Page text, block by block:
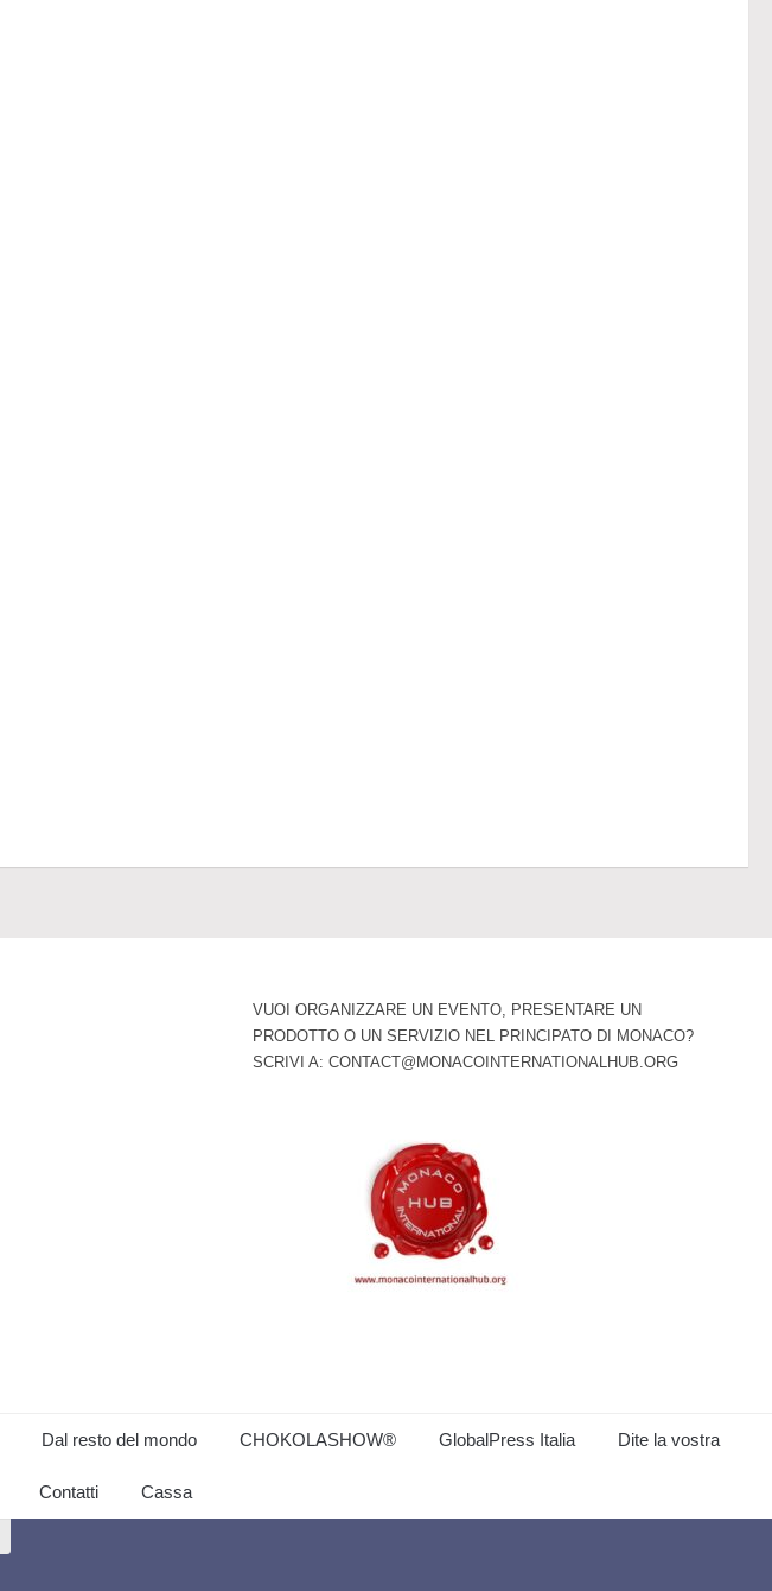
VUOI ORGANIZZARE UN EVENTO, PRESENTARE UN
PRODOTTO O UN SERVIZIO NEL PRINCIPATO DI MONACO?
SCRIVI A: CONTACT@MONACOINTERNATIONALHUB.ORG
Dal resto del mondo CHOKOLASHOW® GlobalPress Italia Dite la vostra
Contatti Cassa